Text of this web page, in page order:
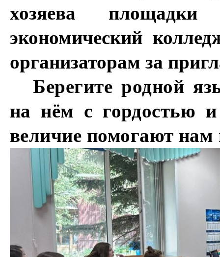
хозяева площадки
экономический
организаторам за
Берегите родной
на нём с гордостью
величие помогают нам